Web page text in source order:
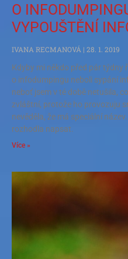
O
VYPOUŠTĚNÍ
IVANA RECMANOVÁ
28. 1. 2019
Kdyby mi někdo před pár týdny
o infodumpingu neboli sypání
neboť jsem v té době netušila,
zvláštní, protože ho provozuju
nevěděla, že má speciální
rozhodla napsat.
Více »